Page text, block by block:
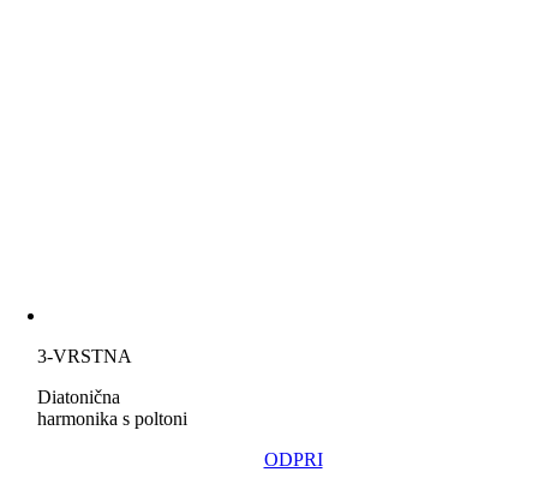
3-VRSTNA
Diatonična
harmonika s poltoni
ODPRI